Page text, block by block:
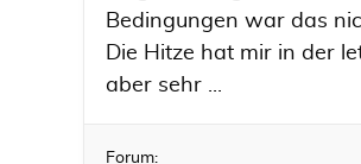
Bedingungen war das
Die Hitze hat mir in der
aber sehr ...
Forum: